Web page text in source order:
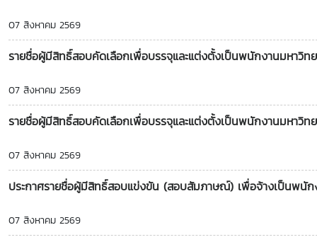
07 สิงหาคม 2569
รายชื่อผู้มีสิทธิ์สอบคัดเลือกเพื่อบรรจุและแต่งตั้งเป็นพนักงานมหาวิ
07 สิงหาคม 2569
รายชื่อผู้มีสิทธิ์สอบคัดเลือกเพื่อบรรจุและแต่งตั้งเป็นพนักงานมหาวิ
07 สิงหาคม 2569
ประกาศรายชื่อผู้มีสิทธิ์สอบแข่งขัน (สอบสัมภาษณ์) เพื่อจ้างเป็นพนั
07 สิงหาคม 2569